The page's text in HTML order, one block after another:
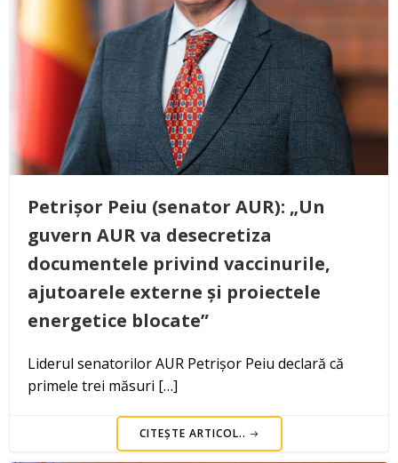
Petrișor Peiu (senator AUR): „Un
guvern AUR va desecretiza
documentele privind vaccinurile,
ajutoarele externe și proiectele
energetice blocate”
Liderul senatorilor AUR Petrișor Peiu declară că
primele trei măsuri […]
CITEȘTE ARTICOL..